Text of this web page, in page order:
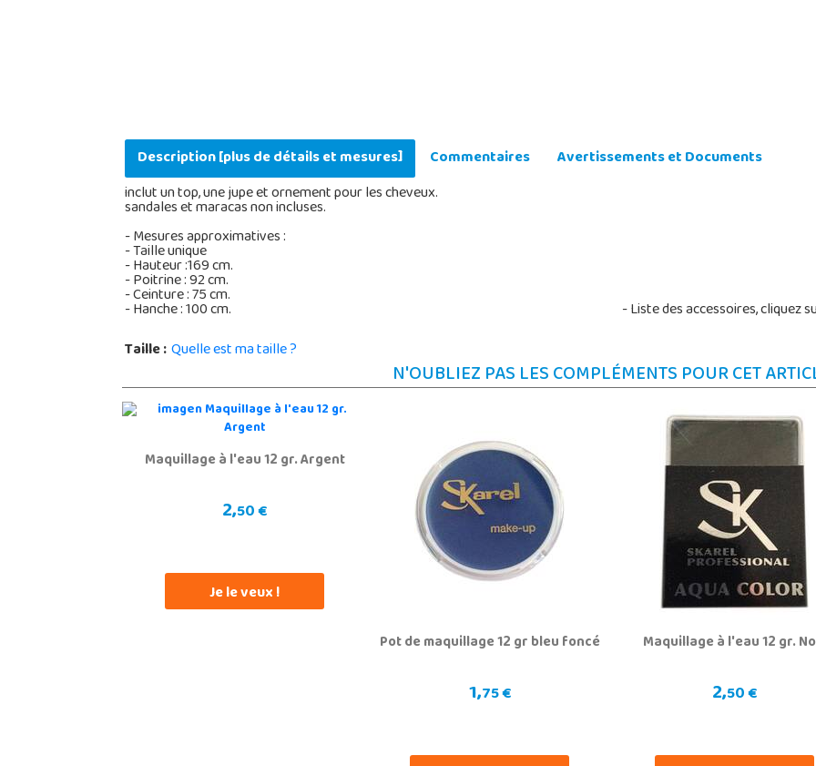
Description [plus de détails et mesures] Commentaires
Avertissements et Documents
inclut un top, une jupe et ornement pour les cheveux.
sandales et maracas non incluses.
- Mesures approximatives :
- Taille unique
- Hauteur :169 cm.
- Poitrine : 92 cm.
- Ceinture : 75 cm.
- Hanche : 100 cm. - Liste des accessoires, cliquez
Taille :Quelle est ma taille ?
N'OUBLIEZ PAS LES COMPLÉMENTS POUR CET
Maquillage à l'eau 12 gr. Argent
2,50 €
Je le veux !
Pot de maquillage 12 gr bleu foncé
1,75 €
Maquillage à l'eau 12 gr.
2,50 €